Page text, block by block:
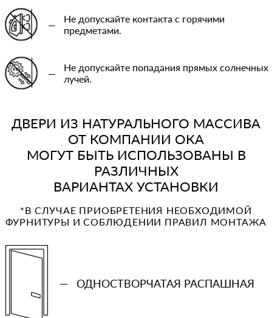
—
Не допускайте контакта с горячими
предметами.
—
Не допускайте попадания прямых солнечных
лучей.
ДВЕРИ ИЗ НАТУРАЛЬНОГО МАССИВА
ОТ КОМПАНИИ ОКА
МОГУТ БЫТЬ ИСПОЛЬЗОВАНЫ В
РАЗЛИЧНЫХ
ВАРИАНТАХ УСТАНОВКИ
*В СЛУЧАЕ ПРИОБРЕТЕНИЯ НЕОБХОДИМОЙ
ФУРНИТУРЫ И СОБЛЮДЕНИИ ПРАВИЛ МОНТАЖА
— ОДНОСТВОРЧАТАЯ РАСПАШНАЯ